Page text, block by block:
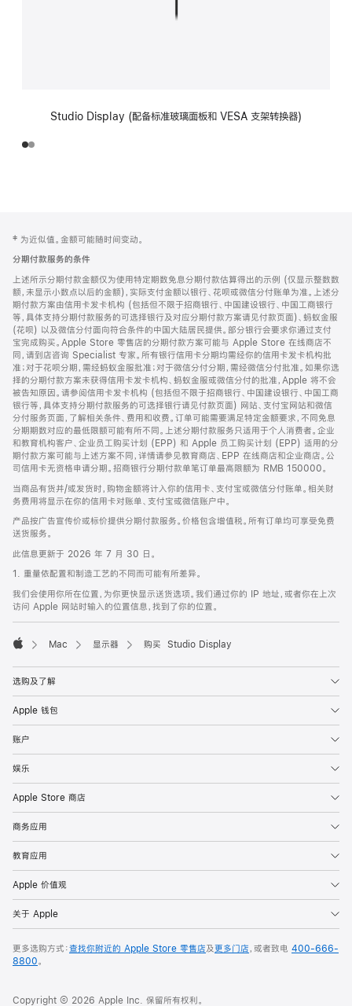
Studio Display (配备标准玻璃面板和 VESA 支架转换器)
页
页
脚
注
‡ 为近似值。金额可能随时间变动。
分期付款服务的条件
上述所示分期付款金额仅为使用特定期数免息分期付款估算得出的示例 (仅显示整数数
额，未显示小数点以后的金额)，实际支付金额以银行、花呗或微信分付账单为准。上述分
期付款方案由信用卡发卡机构 (包括但不限于招商银行、中国建设银行、中国工商银行
等，具体支持分期付款服务的可选择银行及对应分期付款方案请见付款页面)、蚂蚁金服
(花呗) 以及微信分付面向符合条件的中国大陆居民提供。部分银行会要求你通过支付
宝完成购买。Apple Store 零售店的分期付款方案可能与 Apple Store 在线商店不
同，请到店咨询 Specialist 专家。所有银行信用卡分期均需经你的信用卡发卡机构批
准；对于花呗分期，需经蚂蚁金服批准；对于微信分付分期，需经微信分付批准。如果你选
择的分期付款方案未获得信用卡发卡机构、蚂蚁金服或微信分付的批准，Apple 将不会
被告知原因。请参阅信用卡发卡机构 (包括但不限于招商银行、中国建设银行、中国工商
银行等，具体支持分期付款服务的可选择银行请见付款页面) 网站、支付宝网站和微信
分付服务页面，了解相关条件、费用和收费。订单可能需要满足特定金额要求，不同免息
分期期数对应的最低限额可能有所不同。上述分期付款服务只适用于个人消费者。企业
和教育机构客户、企业员工购买计划 (EPP) 和 Apple 员工购买计划 (EPP) 适用的分
期付款方案可能与上述方案不同，详情请参见教育商店、EPP 在线商店和企业商店。公
司信用卡无资格申请分期。招商银行分期付款单笔订单最高限额为 RMB 150000。
当商品有货并/或发货时，购物金额将计入你的信用卡、支付宝或微信分付账单。相关财
务费用将显示在你的信用卡对账单、支付宝或微信账户中。
产品按广告宣传价或标价提供分期付款服务。价格包含增值税。所有订单均可享受免费
送货服务。
此信息更新于 2026 年 7 月 30 日。
1. 重量依配置和制造工艺的不同而可能有所差异。
我们会使用你所在位置，为你更快显示送货选项。我们通过你的 IP 地址，或者你在上次
访问 Apple 网站时输入的位置信息，找到了你的位置。
Mac 显示器 购买 Studio Display
选购及了解
Apple 钱包
账户
娱乐
Apple Store 商店
商务应用
教育应用
Apple 价值观
关于 Apple
更多选购方式：查找你附近的 Apple Store 零售店及更多门店，或者致电 400-666-
8800。
Copyright © 2026 Apple Inc. 保留所有权利。